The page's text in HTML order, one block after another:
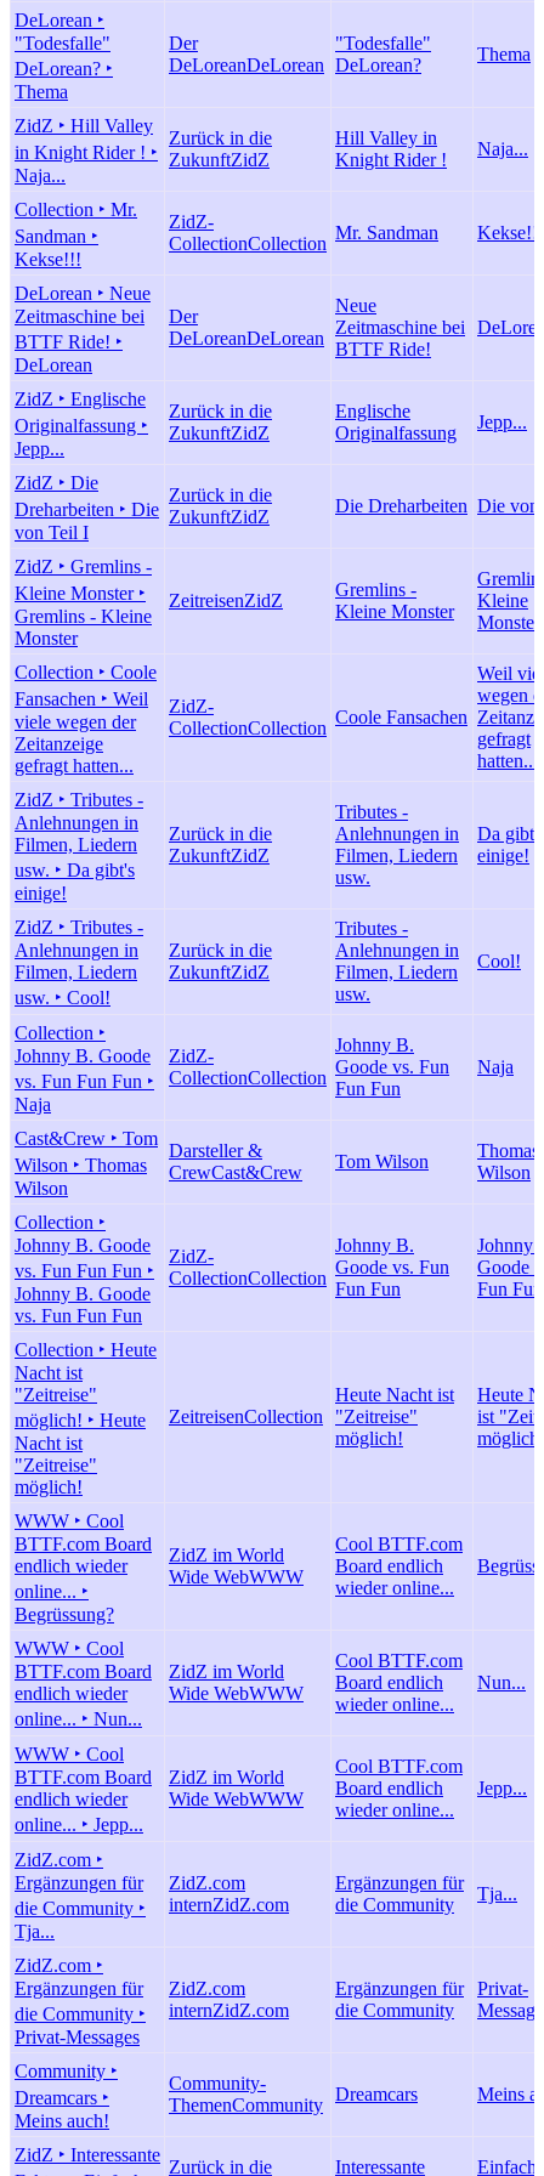
DeLorean ‣
"Todesfalle"
DeLorean? ‣
Thema
Der
DeLoreanDeLorean
"Todesfalle"
DeLorean?
Thema
ZidZ ‣ Hill Valley
in Knight Rider ! ‣
Naja...
Zurück in die
ZukunftZidZ
Hill Valley in
Knight Rider !
Naja...
Collection ‣ Mr.
Sandman ‣
Kekse!!!
ZidZ-
CollectionCollection
Mr. Sandman Kekse!!!
DeLorean ‣ Neue
Zeitmaschine bei
BTTF Ride! ‣
DeLorean
Der
DeLoreanDeLorean
Neue
Zeitmaschine bei
BTTF Ride!
ZidZ ‣ Englische
Originalfassung ‣
Jepp...
Zurück in die
ZukunftZidZ
Englische
Originalfassung
Jepp...
ZidZ ‣ Die
Dreharbeiten ‣ Die
von Teil I
Zurück in die
ZukunftZidZ
Die Dreharbeiten Die von
ZidZ ‣ Gremlins -
Kleine Monster ‣
Gremlins - Kleine
Monster
ZeitreisenZidZ
Gremlins -
Kleine Monster
Kleine
Monster
Collection ‣ Coole
Fansachen ‣ Weil
viele wegen der
Zeitanzeige
gefragt hatten...
ZidZ-
CollectionCollection
Coole Fansachen
Weil
wegen
gefragt
hatten...
ZidZ ‣ Tributes -
Anlehnungen in
Filmen, Liedern
usw. ‣ Da gibt's
einige!
Zurück in die
ZukunftZidZ
Tributes -
Anlehnungen in
Filmen, Liedern
usw.
Da gibt's
einige!
ZidZ ‣ Tributes -
Anlehnungen in
Filmen, Liedern
usw. ‣ Cool!
Zurück in die
ZukunftZidZ
Tributes -
Anlehnungen in
Filmen, Liedern
usw.
Cool!
Collection ‣
Johnny B. Goode
vs. Fun Fun Fun ‣
Naja
ZidZ-
CollectionCollection
Johnny B.
Goode vs. Fun
Fun Fun
Naja
Cast&Crew ‣ Tom
Wilson ‣ Thomas
Wilson
Darsteller &
CrewCast&Crew
Tom Wilson
Thomas
Wilson
Collection ‣
Johnny B. Goode
vs. Fun Fun Fun ‣
Johnny B. Goode
vs. Fun Fun Fun
ZidZ-
CollectionCollection
Johnny B.
Goode vs. Fun
Fun Fun
Johnny
Goode
Fun
Collection ‣ Heute
Nacht ist
"Zeitreise"
möglich! ‣ Heute
Nacht ist
"Zeitreise"
möglich!
ZeitreisenCollection
Heute Nacht ist
"Zeitreise"
möglich!
Heute
ist
möglich!
WWW ‣ Cool
BTTF.com Board
endlich wieder
online... ‣
Begrüssung?
ZidZ im World
Wide WebWWW
Cool BTTF.com
Board endlich
wieder online...
WWW ‣ Cool
BTTF.com Board
endlich wieder
online... ‣ Nun...
ZidZ im World
Wide WebWWW
Cool BTTF.com
Board endlich
wieder online...
Nun...
WWW ‣ Cool
BTTF.com Board
endlich wieder
online... ‣ Jepp...
ZidZ im World
Wide WebWWW
Cool BTTF.com
Board endlich
wieder online...
Jepp...
ZidZ.com ‣
Ergänzungen für
die Community ‣
Tja...
ZidZ.com
internZidZ.com
Ergänzungen für
die Community
Tja...
ZidZ.com ‣
Ergänzungen für
die Community ‣
Privat-Messages
ZidZ.com
internZidZ.com
Ergänzungen für
die Community
Privat-
Community ‣
Dreamcars ‣
Meins auch!
Community-
ThemenCommunity
Dreamcars Meins
ZidZ ‣ Interessante
Zurück in die
Interessante
Einfache